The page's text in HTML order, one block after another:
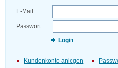
E-Mail:
Passwort:
Login
Kundenkonto anlegen